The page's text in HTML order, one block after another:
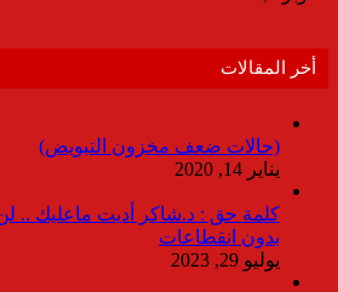
أخر المقالات
(حالات ضعف مخزون التبويض)
يناير 14, 2020
بدون انقطاعات
يوليو 29, 2023